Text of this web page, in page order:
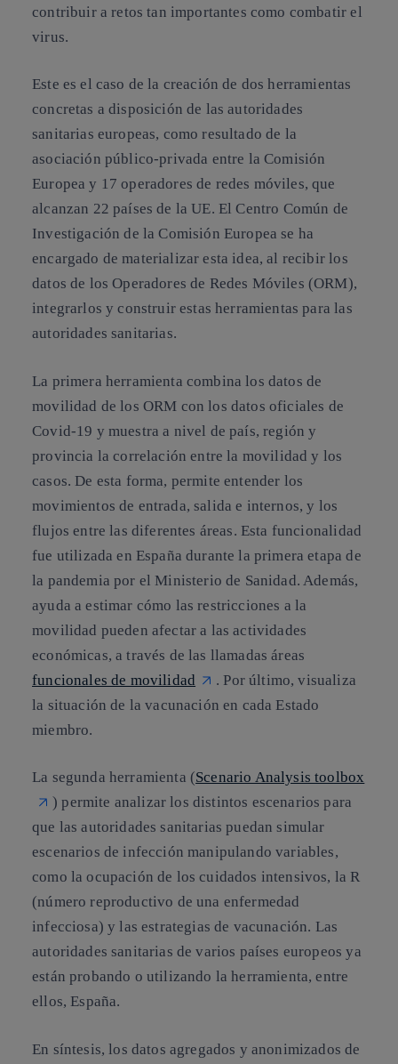
contribuir a retos tan importantes como combatir el
virus.
Este es el caso de la creación de dos herramientas
concretas a disposición de las autoridades
sanitarias europeas, como resultado de la
asociación público-privada entre la Comisión
Europea y 17 operadores de redes móviles, que
alcanzan 22 países de la UE. El Centro Común de
Investigación de la Comisión Europea se ha
encargado de materializar esta idea, al recibir los
datos de los Operadores de Redes Móviles (ORM),
integrarlos y construir estas herramientas para las
autoridades sanitarias.
La primera herramienta combina los datos de
movilidad de los ORM con los datos oficiales de
Covid-19 y muestra a nivel de país, región y
provincia la correlación entre la movilidad y los
casos. De esta forma, permite entender los
movimientos de entrada, salida e internos, y los
flujos entre las diferentes áreas. Esta funcionalidad
fue utilizada en España durante la primera etapa de
la pandemia por el Ministerio de Sanidad. Además,
ayuda a estimar cómo las restricciones a la
movilidad pueden afectar a las actividades
económicas, a través de las llamadas áreas
funcionales de movilidad
. Por último, visualiza
la situación de la vacunación en cada Estado
miembro.
La segunda herramienta (Scenario Analysis toolbox
) permite analizar los distintos escenarios para
que las autoridades sanitarias puedan simular
escenarios de infección manipulando variables,
como la ocupación de los cuidados intensivos, la R
(número reproductivo de una enfermedad
infecciosa) y las estrategias de vacunación. Las
autoridades sanitarias de varios países europeos ya
están probando o utilizando la herramienta, entre
ellos, España.
En síntesis, los datos agregados y anonimizados de